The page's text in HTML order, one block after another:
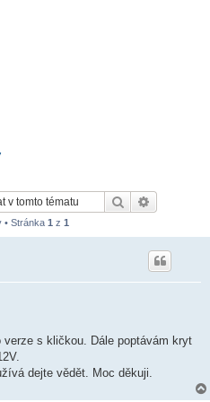
Hledat
• Stránka 1 z 1
s kličkou. Dále poptávám kryt
dejte vědět. Moc děkuji.